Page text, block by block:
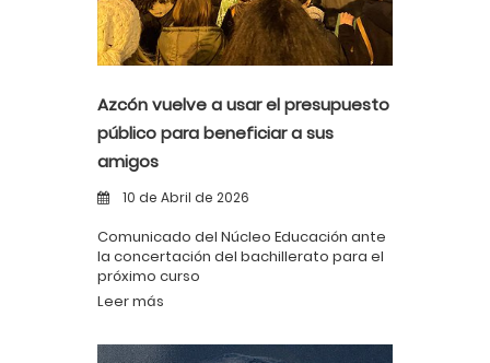
Azcón vuelve a usar el presupuesto
público para beneficiar a sus
amigos
10 de Abril de 2026
Comunicado del Núcleo Educación ante
la concertación del bachillerato para el
próximo curso
Leer más